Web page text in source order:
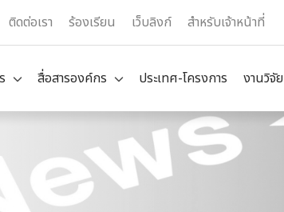
ติดต่อเรา ร้องเรียน เว็บลิงก์ สำหรับเจ้าหน้าที่
สื่อสารองค์กร ประเทศ-โครงการ งานวิจัย